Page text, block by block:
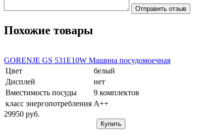
Отправить отзыв
Похожие товары
GORENJE GS 531E10W Машина посудомоечная
Цвет
белый
Дисплей
нет
Вместимость посуды
9 комплектов
класс энергопотребления А++
29950 pуб.
Купить